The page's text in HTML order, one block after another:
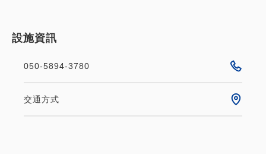
設施資訊
050-5894-3780
交通方式